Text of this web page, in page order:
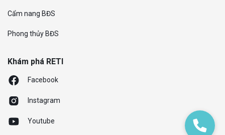
Cẩm nang BĐS
Phong thủy BĐS
Khám phá RETI
Facebook
Instagram
Youtube